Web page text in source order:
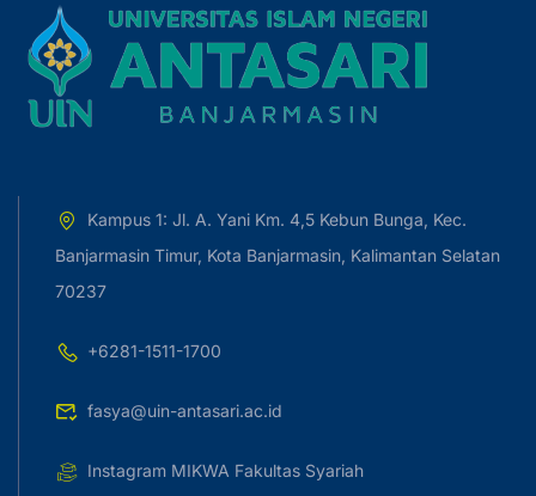
Kampus 1: Jl. A. Yani Km. 4,5 Kebun Bunga, Kec.
Banjarmasin Timur, Kota Banjarmasin, Kalimantan Selatan
70237
+6281-1511-1700
fasya@uin-antasari.ac.id
Instagram MIKWA Fakultas Syariah